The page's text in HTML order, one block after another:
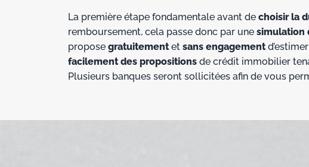
La première étape fondamentale avant de choisir la
remboursement, cela passe donc par une simulation
propose gratuitementet sans engagement
facilement des propositions de crédit immobilier
Plusieurs banques seront sollicitées afin de vous